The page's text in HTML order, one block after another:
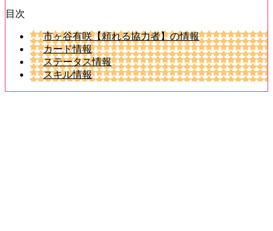
目次
市ヶ谷有咲【頼れる協力者】の情報
カード情報
ステータス情報
スキル情報